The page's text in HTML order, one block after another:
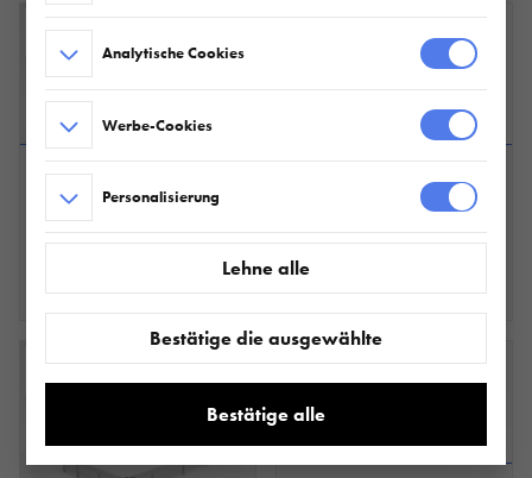
BEFAHRBARE
HECKBORDWAND
STAHL-SIEBDRUCK
H411 L18 KIT
MULTITRANSPORTER -
M_180.183.00.00
HECKBORDWAND
STAHL-SIEBDRUCK
H511 L16 KPL.
MULTITRANSPORTER -
UNILADER
127.184.00.00
Analytische Cookies
Werbe-Cookies
Personalisierung
Lehne alle
Bestätige die ausgewählte
Bestätige alle